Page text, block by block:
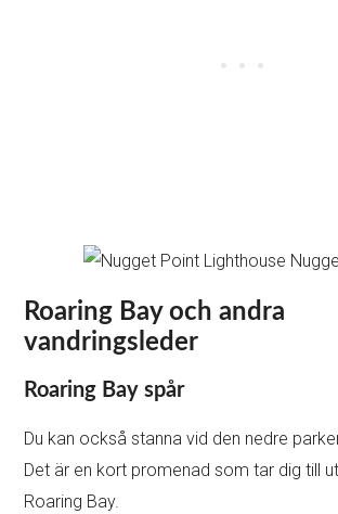
Roaring Bay och andra
vandringsleder
Roaring Bay spår
Du kan också stanna vid den nedre
Det är en kort promenad som tar dig till
Roaring Bay.